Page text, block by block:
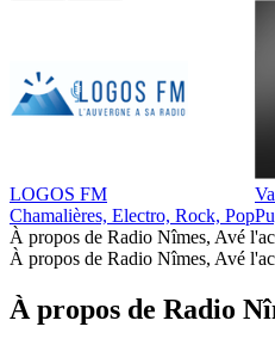
LOGOS FM
Chamalières, Electro, Rock, Pop
À propos de Radio Nîmes, Avé
À propos de Radio Nîmes, Avé
À propos de Radio